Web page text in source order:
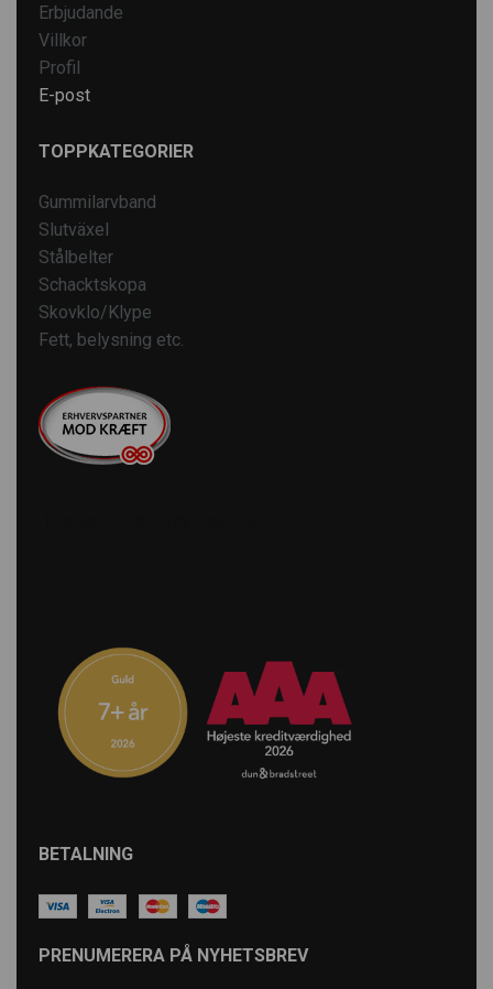
Erbjudande
Villkor
Profil
E-post
TOPPKATEGORIER
Gummilarvband
Slutväxel
Stålbelter
Schacktskopa
Skovklo/Klype
Fett, belysning etc.
BETALNING
PRENUMERERA PÅ NYHETSBREV